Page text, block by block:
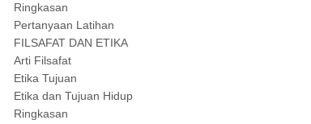
Ringkasan
Pertanyaan Latihan
FILSAFAT DAN ETIKA
Arti Filsafat
Etika Tujuan
Etika dan Tujuan Hidup
Ringkasan